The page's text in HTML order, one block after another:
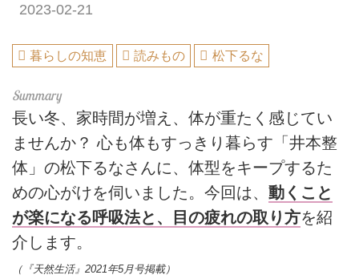
2023-02-21
暮らしの知恵 読みもの 松下るな
長い冬、家時間が増え、体が重たく感じてい
ませんか？ 心も体もすっきり暮らす「井本整
体」の松下るなさんに、体型をキープするた
めの心がけを伺いました。今回は、 動くこと
が楽になる呼吸法と、目の疲れの取り方を紹
介します。
（『天然生活』2021年5月号掲載）